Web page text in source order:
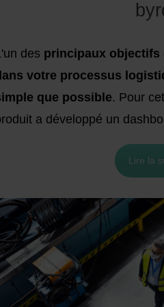
des principaux objectifs
votre processus
que possible. Pour
a développé un
menus et des boutons
sans problème, le
vous pouvez donc
à vos besoins entre
et allemand (d'autres
Dans cet
comment se
Lire la